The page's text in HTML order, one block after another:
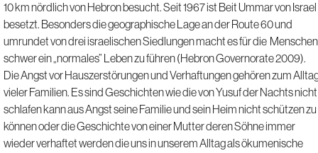
10 km nördlich von Hebron besucht. Seit 1967 ist Beit Ummar von Israel
besetzt. Besonders die geographische Lage an der Route 60 und
umrundet von drei israelischen Siedlungen macht es für die Menschen
schwer ein „normales” Leben zu führen (Hebron Governorate 2009).
Die Angst vor Hauszerstörungen und Verhaftungen gehören zum
vieler Familien. Es sind Geschichten wie die von Yusuf der Nachts nicht
schlafen kann aus Angst seine Familie und sein Heim nicht schützen zu
können oder die Geschichte von einer Mutter deren Söhne immer
wieder verhaftet werden die uns in unserem Alltag als ökumenische